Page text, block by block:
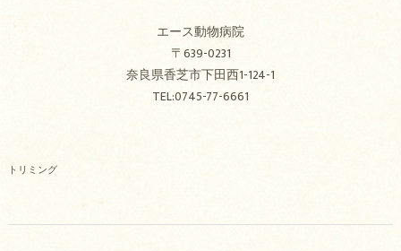
エース動物病院
〒639-0231
奈良県香芝市下田西1-124-1
TEL:0745-77-6661
トリミング